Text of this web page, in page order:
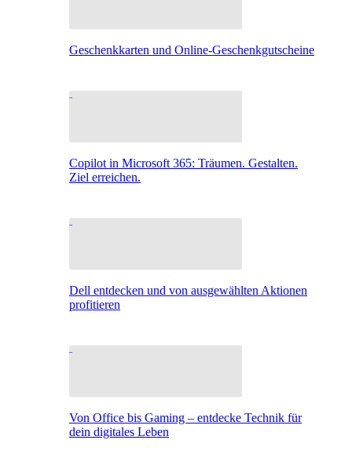
Geschenkkarten und Online-Geschenkgutscheine
Copilot in Microsoft 365: Träumen. Gestalten.
Ziel erreichen.
Dell entdecken und von ausgewählten Aktionen
profitieren
Von Office bis Gaming – entdecke Technik für
dein digitales Leben